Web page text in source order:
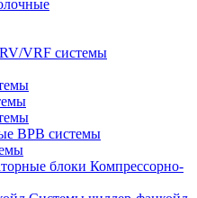
VRF системы
ВРВ системы
Компрессорно-